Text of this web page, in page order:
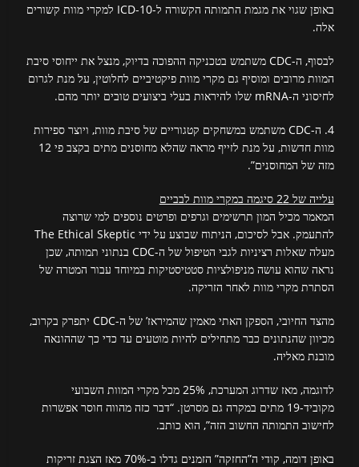
באופן שגוי את מגמת התמותה הקשורה ל-ICD-10 למקרי מוות קשורים
אלה.
לבסוף, ה-CDC משתמש בטכניקה ההפוכה בדיוק, מנצל את ייחוסי סיבת
המוות מרובים ומוסיף גם מקרי מוות פיקטיביים לחלוטין, על מנת לגרום
לחיסוני ה-mRNA שלו להיראות בעלי ביצועים טובים יותר מהם.
4. ה-CDC משתמש במשחקים קטגוריים של סיבת מוות, ויוצר ספירות
מוות חדשות, על מנת לזייף מראה שהלא מחוסנים מתים בקצב פי 12
מזה של המחוסנים”.
עלייה של 22 סיגמה במקרי מוות לבביים
המאמר מכיל המון תרשימים וגרפים ופרטים נוספים למי שרוצה
להתעמק. אבל לסיכום, הניתוח שבוצע על ידי The Ethical Skeptic
מעלה שאלות רציניות לגבי הטיפול של ה-CDC בנתוני תמותה, שכן
נראה שהוא עושה מניפולציות סטטיסטיקות במיוחד עבור המטרה של
הסתרת מקרי מוות לאחר הזריקה.
מהצד החיובי, הספקן האתי מאמין שהמיראז’ של ה-CDC יתפרק בקרוב,
מכיוון שהנתונים כבר מתחילים להיות מוטעים עד כדי כך שההונאה
מובנת מאליה.
לדוגמה, מאז שדרוג המערכת, 25% מכל מקרי המוות השבועי
מקוביד-19 מתים במקרה גם מסרטן. “דבר כזה מהווה חוסר אפשרות
לחישוב התמותה החשוב הזה”, הוא כותב.
באופן דומה, קודי ה”החזקה” הזמנים גדלו ב-70% מאז הצגת זריקות